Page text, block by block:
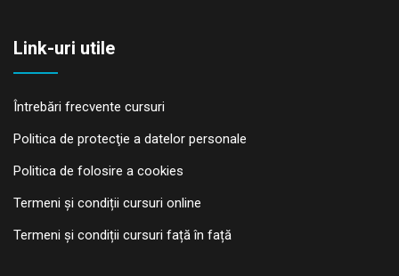
Link-uri utile
Întrebări frecvente cursuri
Politica de protecţie a datelor personale
Politica de folosire a cookies
Termeni și condiții cursuri online
Termeni și condiții cursuri față în față